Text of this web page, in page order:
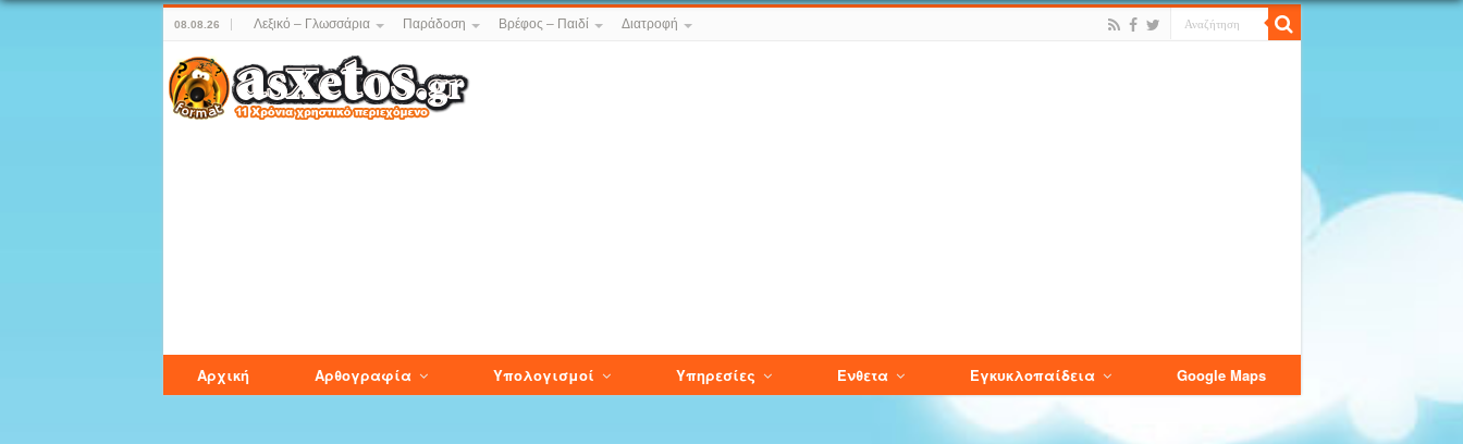
08.08.26 Λεξικό – Γλωσσάρια Παράδοση Βρέφος – Παιδί Διατροφή
Αρχική Αρθογραφία Υπολογισμοί Υπηρεσίες Ενθετα Εγκυκλοπαίδεια Google Maps